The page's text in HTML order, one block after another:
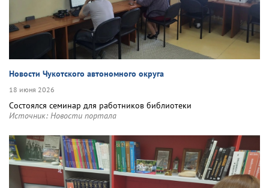
Новости Чукотского автономного округа
18 июня 2026
Состоялся семинар для работников библиотеки
Источник: Новости портала